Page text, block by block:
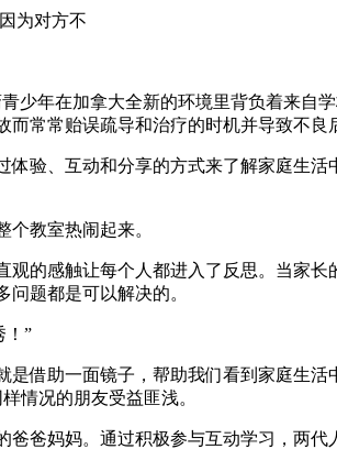
为对方不
少年在加拿大全新的环境里背负着来自
常常贻误疏导和治疗的时机并导致不良
验、互动和分享的方式来了解家庭生活
教室热闹起来。
的感触让每个人都进入了反思。当家长
题都是可以解决的。
！”
借助一面镜子，帮助我们看到家庭生活
情况的朋友受益匪浅。
爸妈妈。通过积极参与互动学习，两代